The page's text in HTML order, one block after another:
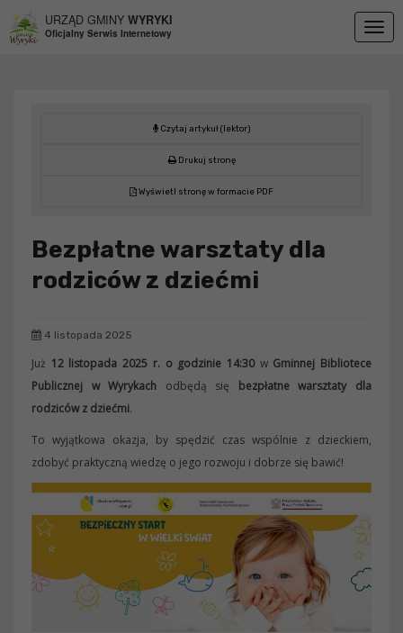
URZĄD GMINY WYRYKI
Oficjalny Serwis Internetowy
Czytaj artykuł (lektor)
Drukuj stronę
Wyświetl stronę w formacie PDF
Bezpłatne warsztaty dla
rodziców z dziećmi
4 listopada 2025
Już 12 listopada 2025 r. o godzinie 14:30wGminnej Bibliotece
Publicznej w Wyrykach odbędą się bezpłatne warsztaty dla
rodziców z dziećmi.
To wyjątkowa okazja, by spędzić czas wspólnie z dzieckiem,
zdobyć praktyczną wiedzę o jego rozwoju i dobrze się bawić!